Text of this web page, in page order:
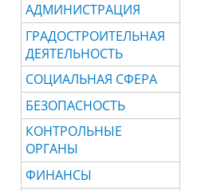
АДМИНИСТРАЦИЯ
ГРАДОСТРОИТЕЛЬНАЯ
ДЕЯТЕЛЬНОСТЬ
СОЦИАЛЬНАЯ СФЕРА
БЕЗОПАСНОСТЬ
КОНТРОЛЬНЫЕ
ОРГАНЫ
ФИНАНСЫ